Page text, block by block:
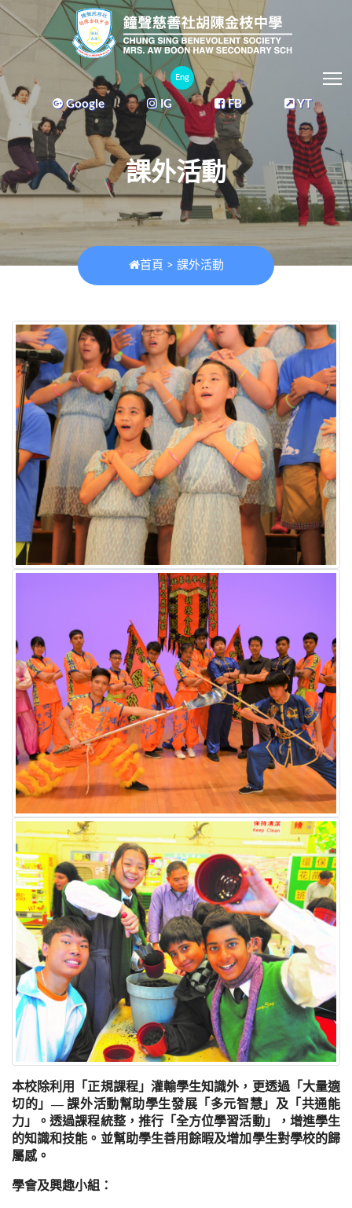
Eng
Google IG FB YT
課外活動
首頁 > 課外活動
本校除利用「正規課程」灌輸學生知識外，更透過「大量適
切的」— 課外活動幫助學生發展「多元智慧」及「共通能
力」。透過課程統整，推行「全方位學習活動」，增進學生
的知識和技能。並幫助學生善用餘暇及增加學生對學校的歸
屬感。
學會及興趣小組：